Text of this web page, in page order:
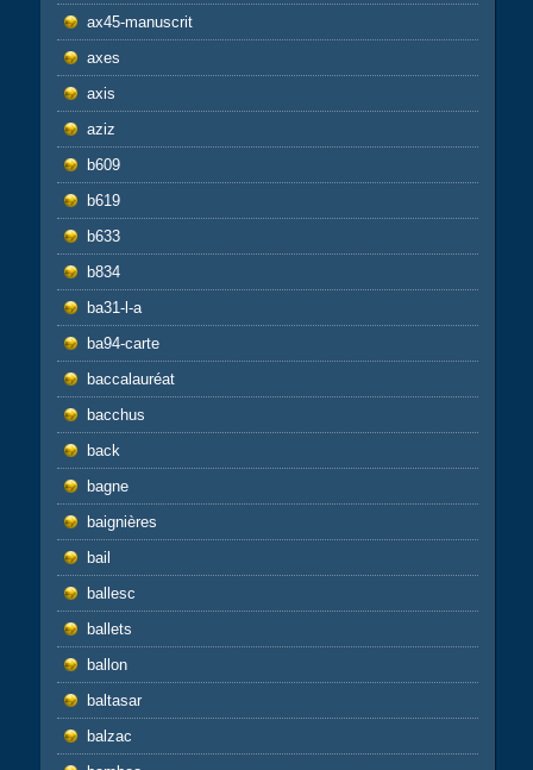
ax45-manuscrit
axes
axis
aziz
b609
b619
b633
b834
ba31-l-a
ba94-carte
baccalauréat
bacchus
back
bagne
baignières
bail
ballesc
ballets
ballon
baltasar
balzac